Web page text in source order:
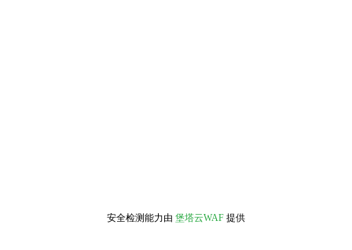
安全检测能力由 堡塔云WAF 提供